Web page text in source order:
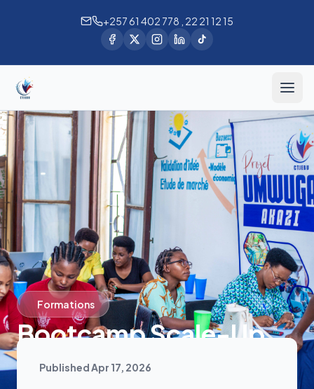
+257 61 402 778 , 22 21 12 15
Formations
Bootcamp Scale-Up
Published Apr 17, 2026